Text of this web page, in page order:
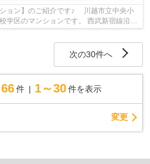
ョン】のご紹介です♪ 川越市立中央小
学区のマンションです。 西武新宿線沿線
のマンションで...
次の30件へ
66 件 1～30 件を表示
変更